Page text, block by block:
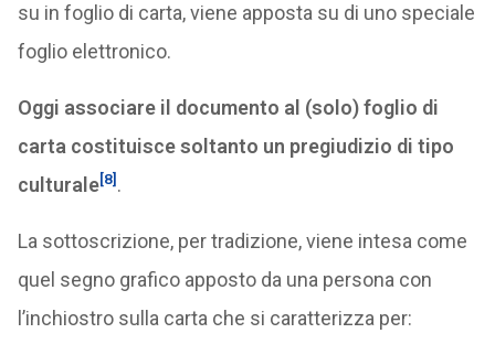
su in foglio di carta, viene apposta su di uno speciale
foglio elettronico.
Oggi associare il documento al (solo) foglio di
carta costituisce soltanto un pregiudizio di tipo
culturale[8] .
La sottoscrizione, per tradizione, viene intesa come
quel segno grafico apposto da una persona con
l’inchiostro sulla carta che si caratterizza per: